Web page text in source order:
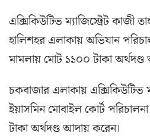
এক্সিকিউটিভ ম্যাজিস্ট্রেট কাজী
হালিশহর এলাকায় অভিযান
মামলায় মোট ১১০০ টাকা
চকবাজার এলাকায় এক্সিকিউটিভ
ইয়াসমিন মোবাইল কোর্ট
টাকা অর্থদণ্ড আদায় করেন।